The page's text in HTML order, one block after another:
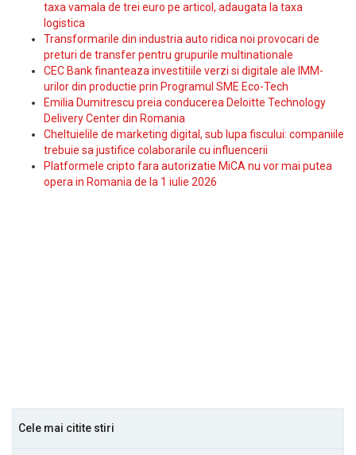
taxa vamala de trei euro pe articol, adaugata la taxa
logistica
Transformarile din industria auto ridica noi provocari de
preturi de transfer pentru grupurile multinationale
CEC Bank finanteaza investitiile verzi si digitale ale IMM-
urilor din productie prin Programul SME Eco-Tech
Emilia Dumitrescu preia conducerea Deloitte Technology
Delivery Center din Romania
Cheltuielile de marketing digital, sub lupa fiscului: companiile
trebuie sa justifice colaborarile cu influencerii
Platformele cripto fara autorizatie MiCA nu vor mai putea
opera in Romania de la 1 iulie 2026
Cele mai citite stiri